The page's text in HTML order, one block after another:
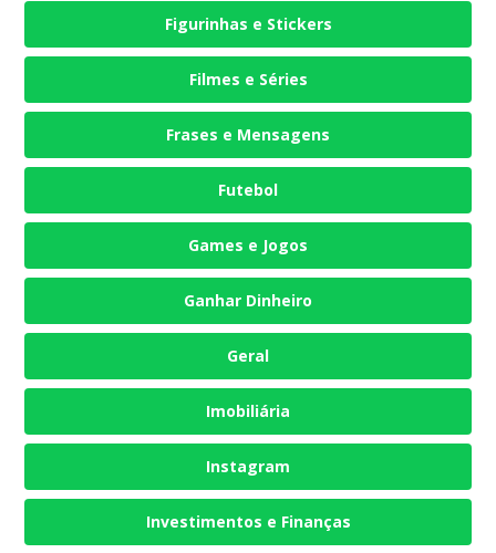
Figurinhas e Stickers
Filmes e Séries
Frases e Mensagens
Futebol
Games e Jogos
Ganhar Dinheiro
Geral
Imobiliária
Instagram
Investimentos e Finanças